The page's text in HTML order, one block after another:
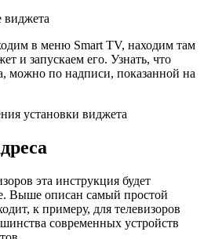
виджета
в меню Smart TV, находим там
и запускаем его. Узнать, что
можно по надписи, показанной на
установки виджета
эта инструкция будет
Выше описан самый простой
к примеру, для телевизоров
современных устройств